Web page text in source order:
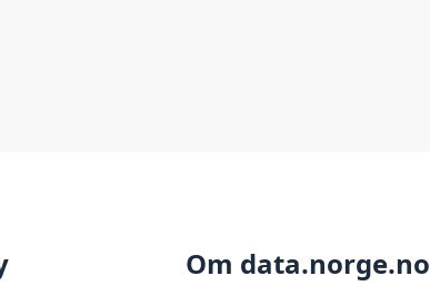
Om data.norge.no